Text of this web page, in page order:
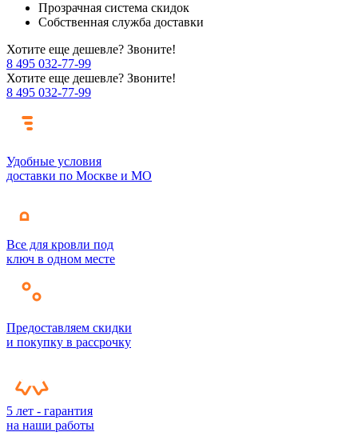
Прозрачная система скидок
Собственная служба доставки
Хотите еще дешевле? Звоните!
8 495 032-77-99
Хотите еще дешевле? Звоните!
8 495 032-77-99
Удобные условия
доставки по Москве и МО
Все для кровли под
ключ в одном месте
Предоставляем скидки
и покупку в рассрочку
5 лет - гарантия
на наши работы